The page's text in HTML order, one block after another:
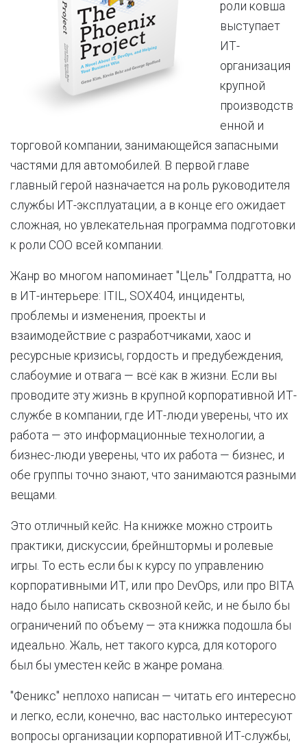
роли ковша
выступает
ИТ-
организация
крупной
производств
енной и
торговой компании, занимающейся запасными
частями для автомобилей. В первой главе
главный герой назначается на роль руководителя
службы ИТ-эксплуатации, а в конце его ожидает
сложная, но увлекательная программа подготовки
к роли COO всей компании.
Жанр во многом напоминает "Цель" Голдратта, но
в ИТ-интерьере: ITIL, SOX404, инциденты,
проблемы и изменения, проекты и
взаимодействие с разработчиками, хаос и
ресурсные кризисы, гордость и предубеждения,
слабоумие и отвага — всё как в жизни. Если вы
проводите эту жизнь в крупной корпоративной ИТ-
службе в компании, где ИТ-люди уверены, что их
работа — это информационные технологии, а
бизнес-люди уверены, что их работа — бизнес, и
обе группы точно знают, что занимаются разными
вещами.
Это отличный кейс. На книжке можно строить
практики, дискуссии, брейнштормы и ролевые
игры. То есть если бы к курсу по управлению
корпоративными ИТ, или про DevOps, или про BITA
надо было написать сквозной кейс, и не было бы
ограничений по объему — эта книжка подошла бы
идеально. Жаль, нет такого курса, для которого
был бы уместен кейс в жанре романа.
"Феникс" неплохо написан — читать его интересно
и легко, если, конечно, вас настолько интересуют
вопросы организации корпоративной ИТ-службы,